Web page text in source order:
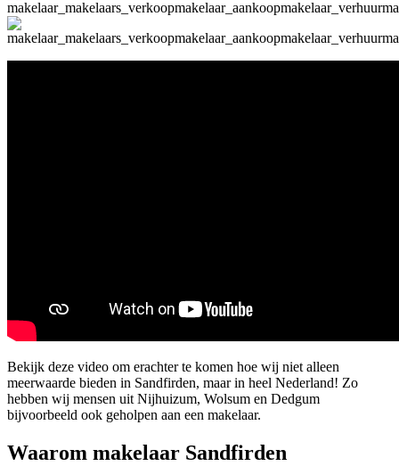
Bekijk deze video om erachter te komen hoe wij niet alleen
meerwaarde bieden in Sandfirden, maar in heel Nederland! Zo
hebben wij mensen uit Nijhuizum, Wolsum en Dedgum
bijvoorbeeld ook geholpen aan een makelaar.
Waarom makelaar Sandfirden